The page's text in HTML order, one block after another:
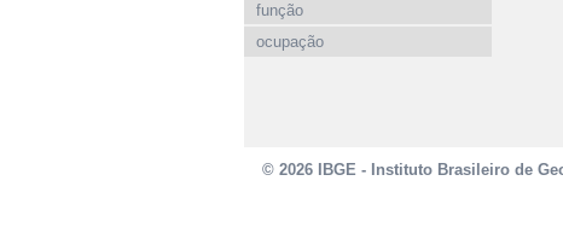
função
ocupação
© 2026 IBGE - Instituto Brasileiro de